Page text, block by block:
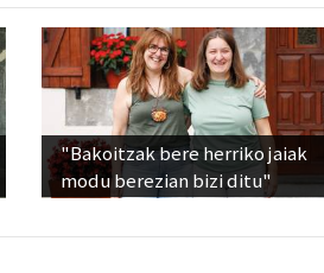
"Bakoitzak bere herriko jaiak
modu berezian bizi ditu"